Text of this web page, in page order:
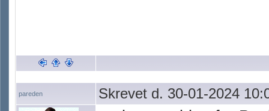
pareden Skrevet d. 30-01-2024